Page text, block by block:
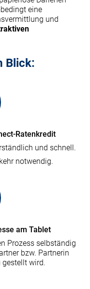
eine
und
Blick:
Ratenkredit
und schnell.
notwendig.
am Tablet
Prozess selbständig
bzw. Partnerin
gestellt wird.